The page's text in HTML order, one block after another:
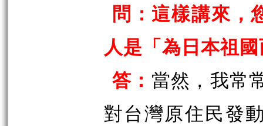
問：這樣講來，
人是「為日本祖
答： 當然，我常
對台灣原住民發